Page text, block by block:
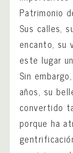
Patrimonio
Sus calles,
encanto, su
este lugar
Sin
años, su
convertido
porque ha